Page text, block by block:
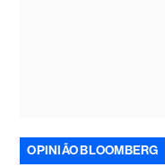
OPINIÃO BLOOMBERG